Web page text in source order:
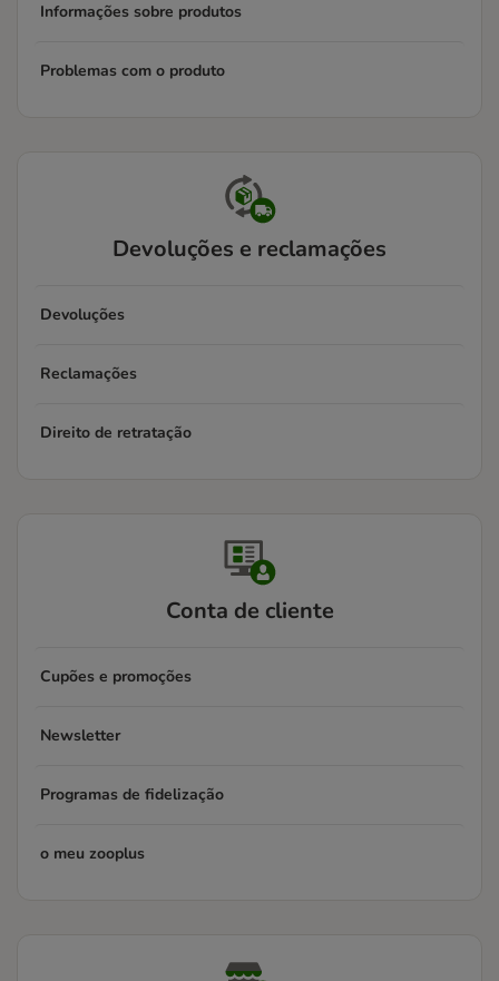
Informações sobre produtos
Problemas com o produto
Devoluções e reclamações
Devoluções
Reclamações
Direito de retratação
Conta de cliente
Cupões e promoções
Newsletter
Programas de fidelização
o meu zooplus